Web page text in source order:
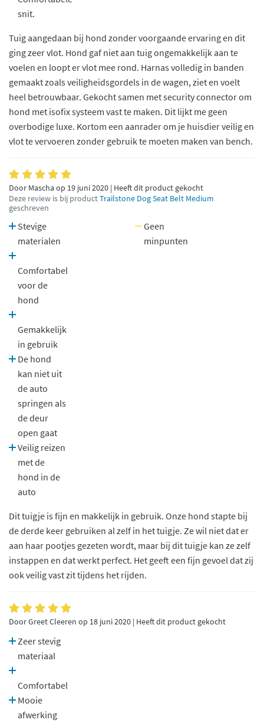
snit.
Tuig aangedaan bij hond zonder voorgaande ervaring en dit
ging zeer vlot. Hond gaf niet aan tuig ongemakkelijk aan te
voelen en loopt er vlot mee rond. Harnas volledig in banden
gemaakt zoals veiligheidsgordels in de wagen, ziet en voelt
heel betrouwbaar. Gekocht samen met security connector om
hond met isofix systeem vast te maken. Dit lijkt me geen
overbodige luxe. Kortom een aanrader om je huisdier veilig en
vlot te vervoeren zonder gebruik te moeten maken van bench.
Door Mascha op 19 juni 2020 | Heeft dit product gekocht
Deze review is bij productTrailstone Dog Seat Belt Medium
geschreven
Stevige
materialen
Comfortabel
voor de
hond
Gemakkelijk
in gebruik
De hond
kan niet uit
de auto
springen als
de deur
open gaat
Veilig reizen
met de
hond in de
auto
Geen
minpunten
Dit tuigje is fijn en makkelijk in gebruik. Onze hond stapte bij
de derde keer gebruiken al zelf in het tuigje. Ze wil niet dat er
aan haar pootjes gezeten wordt, maar bij dit tuigje kan ze zelf
instappen en dat werkt perfect. Het geeft een fijn gevoel dat zij
ook veilig vast zit tijdens het rijden.
Door Greet Cleeren op 18 juni 2020 | Heeft dit product gekocht
Zeer stevig
materiaal
Comfortabel
Mooie
afwerking